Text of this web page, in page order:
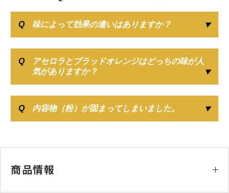
Q 味によって効果の違いはありますか？
Q
アセロラとブラッドオレンジはどっちの味が人
気がありますか？
Q 内容物（粉）が固まってしまいました。
商品情報